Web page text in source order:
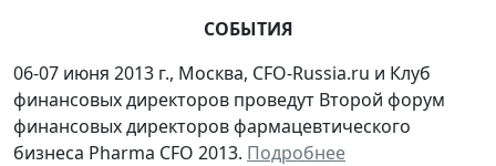
СОБЫТИЯ
06-07 июня 2013 г., Москва, CFO-Russia.ru и Клуб
финансовых директоров проведут Второй форум
финансовых директоров фармацевтического
бизнеса Pharma CFO 2013. Подробнее